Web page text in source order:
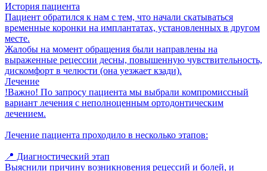
История пациента
Пациент обратился к нам с тем, что начали скатываться
временные коронки на имплантатах, установленных в другом
месте.
Жалобы на момент обращения были направлены на
выраженные рецессии десны, повышенную чувствительность,
дискомфорт в челюсти (она уезжает кзади).
Лечение
!Важно! По запросу пациента мы выбрали компромиссный
вариант лечения с неполноценным ортодонтическим
лечением.
Лечение пациента проходило в несколько этапов:
📍 Диагностический этап
Выяснили причину возникновения рецессий и болей, и